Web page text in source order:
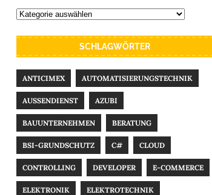
SCHLAGWÖRTER
ANTICIMEX AUTOMATISIERUNGSTECHNIK
AUSSENDIENST AZUBI
BAUUNTERNEHMEN BERATUNG
BSI-GRUNDSCHUTZ C# CLOUD
CONTROLLING DEVELOPER E-COMMERCE
ELEKTRONIK ELEKTROTECHNIK